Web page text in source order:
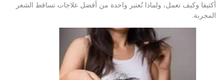
أكتيفا وكيف تعمل، ولماذا تُعتبر واحدة من أفضل علاجات تساقط الشعر
المجربة.